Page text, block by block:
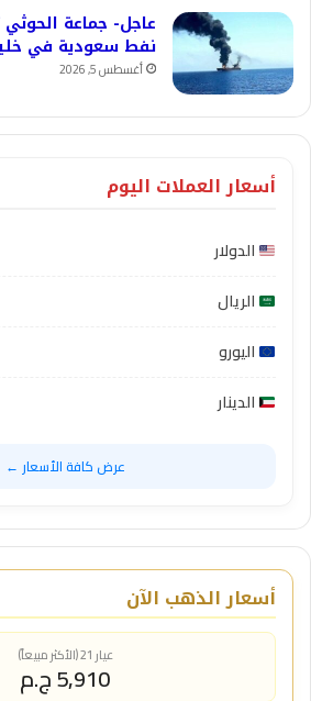
عاجل- جماعة
نفط سعودية في
أغسطس 5, 2026
أسعار العملات اليوم
الدولار
الريال
اليورو
الدينار
عرض كافة الأسعار ←
أسعار الذهب الآن
عيار 21 (الأكثر مبيعاً)
5,910 ج.م